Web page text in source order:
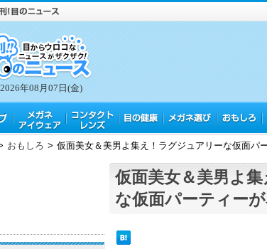
2026年08月07日(金)
おもしろ > 仮面美女＆美男よ集え！ラグジュアリーな仮面パ
仮面美女＆美男よ
な仮面パーティー